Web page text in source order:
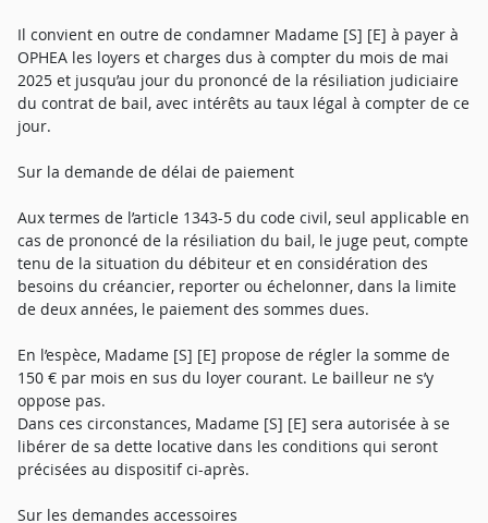
Il convient en outre de condamner Madame [S] [E] à payer à
OPHEA les loyers et charges dus à compter du mois de mai
2025 et jusqu’au jour du prononcé de la résiliation judiciaire
du contrat de bail, avec intérêts au taux légal à compter de ce
jour.
Sur la demande de délai de paiement
Aux termes de l’article 1343-5 du code civil, seul applicable en
cas de prononcé de la résiliation du bail, le juge peut, compte
tenu de la situation du débiteur et en considération des
besoins du créancier, reporter ou échelonner, dans la limite
de deux années, le paiement des sommes dues.
En l’espèce, Madame [S] [E] propose de régler la somme de
150 € par mois en sus du loyer courant. Le bailleur ne s’y
oppose pas.
Dans ces circonstances, Madame [S] [E] sera autorisée à se
libérer de sa dette locative dans les conditions qui seront
précisées au dispositif ci-après.
Sur les demandes accessoires